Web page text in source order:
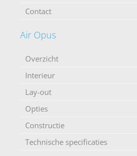
Contact
Air Opus
Overzicht
Interieur
Lay-out
Opties
Constructie
Technische specificaties